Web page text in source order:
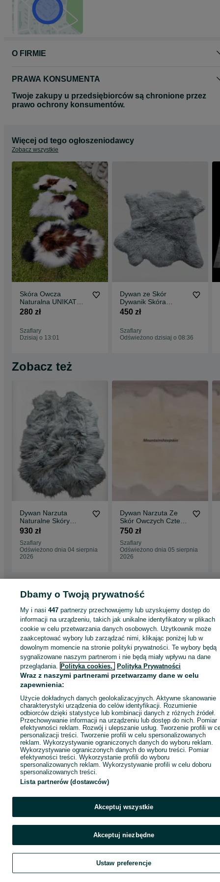
zszywanych nie przyjmujemy.
O FIRMIE
PRAWA KONSUMENTA
Twoje zakupy u przedsiębiorców są chronione przez
prawo ochrony konsumentów.
Więcej od tego ogłoszeniodawcy
Zobacz wszystkie
Skóra Owcza
Naturalna UNIKAT
Długi Włos Piękna
280 zł
Szaflary
Dzisiaj o 13:01
Dywan ze Skór
Dywanik Skóra
Owcza 14 Kolorów
450 zł
Szaflary
Odświeżono dzisiaj o 08:36
Zobacz też
Dywan Narzuta
Naturalne Skóry
Owcze Island MIX 17
930 zł
Szaflary
Odświeżono dnia 04 sierpnia
2026
Dywan Narzuta Ze
Skór Owczych Cztery
Skóry Zszywane
750 zł
Szaflary
Odświeżono dnia 05 sierpnia
2026
Strona główna Dom i Ogród Wyposażenie wnętrz
Dywaniki
Dywaniki - Małopolskie Dywaniki - Szaflary
KATEGORIA
846857695 Wyświetlenia:
Zadzwoń / SMS
Dbamy o Twoją prywatność
My i nasi447 partnerzy przechowujemy lub uzyskujemy dostęp do
informacji na urządzeniu, takich jak unikalne identyfikatory w plikach
cookie w celu przetwarzania danych osobowych. Użytkownik może
zaakceptować wybory lub zarządzać nimi, klikając poniżej lub w
dowolnym momencie na stronie polityki prywatności. Te wybory będą
sygnalizowane naszym partnerom i nie będą miały wpływu na dane
przeglądania. Polityka cookies, Polityka Prywatności
Wraz z naszymi partnerami przetwarzamy dane w celu
zapewnienia:
Użycie dokładnych danych geolokalizacyjnych. Aktywne skanowanie
charakterystyki urządzenia do celów identyfikacji. Rozumienie
odbiorców dzięki statystyce lub kombinacji danych z różnych źródeł.
Przechowywanie informacji na urządzeniu lub dostęp do nich. Pomiar
efektywności reklam. Rozwój i ulepszanie usług. Tworzenie profili w
personalizacji treści. Tworzenie profili w celu spersonalizowanych
reklam. Wykorzystywanie ograniczonych danych do wyboru reklam.
Wykorzystywanie ograniczonych danych do wyboru treści. Pomiar
efektywności treści. Wykorzystanie profili do wyboru
spersonalizowanych reklam. Wykorzystywanie profili w celu doboru
spersonalizowanych treści.
Lista partnerów (dostawców)
Akceptuj wszystkie
Akceptuj niezbędne
Ustaw preferencje